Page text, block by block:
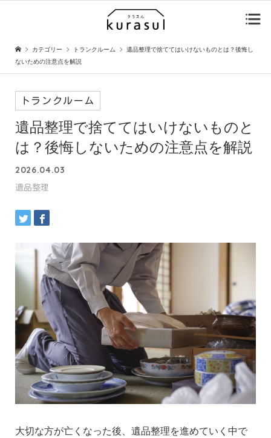
カテゴリー トランクルーム
遺品整理で捨ててはいけないものとは？後悔し
ないための注意点を解説
トランクルーム
遺品整理で捨ててはいけないものと
は？後悔しないための注意点を解説
2026.04.03
遺品整理
大切な方が亡くなった後、遺品整理を進めていく中で